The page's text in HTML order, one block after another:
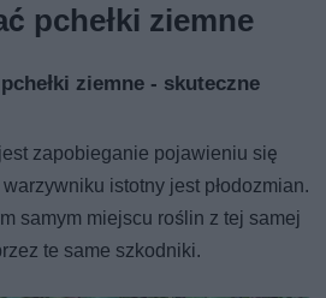
pchełki ziemne
ziemne - skuteczne
zapobieganie pojawieniu się
istotny jest płodozmian.
samym miejscu roślin z tej samej
te same szkodniki.